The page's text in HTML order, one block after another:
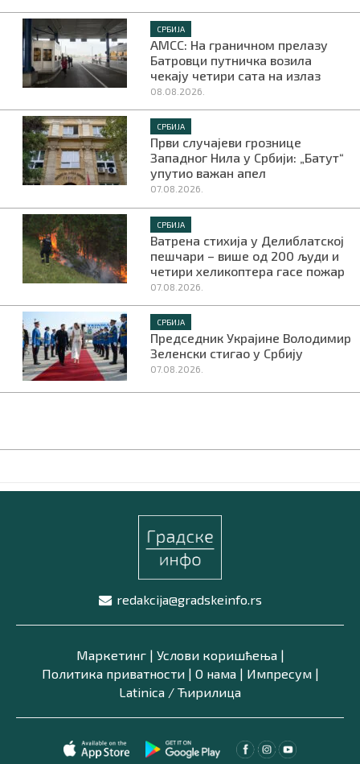
СРБИЈА
АМСС: На граничном прелазу
Батровци путничка возила
чекају четири сата на излаз
08.08.2026.
СРБИЈА
Први случајеви грознице
Западног Нила у Србији: „Батут“
упутио важан апел
07.08.2026.
СРБИЈА
Ватрена стихија у Делиблатској
пешчари – више од 200 људи и
четири хеликоптера гасе пожар
07.08.2026.
СРБИЈА
Председник Украјине Володимир
Зеленски стигао у Србију
07.08.2026.
redakcija@gradskeinfo.rs
Маркетинг| Услови коришћења|
Политика приватности| О нама| Импресум|
Latinica / Ћирилица